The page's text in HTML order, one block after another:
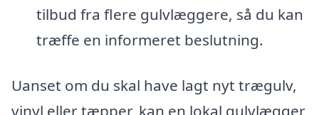
tilbud fra flere gulvlæggere, så du kan
træffe en informeret beslutning.
Uanset om du skal have lagt nyt trægulv,
vinyl eller tæpper, kan en lokal gulvlægger